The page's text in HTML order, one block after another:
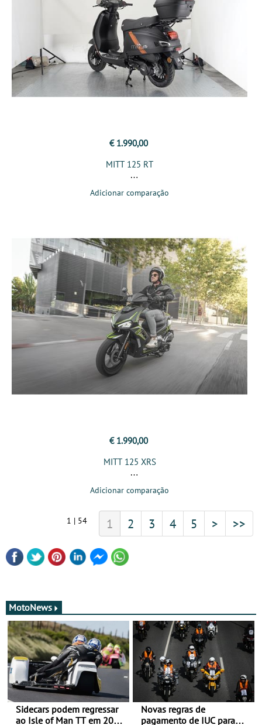
€ 1.990,00
MITT 125 RT
Adicionar comparação
€ 1.990,00
MITT 125 XRS
Adicionar comparação
1 | 54 1 2 3 4 5 > >>
MotoNews
Sidecars podem regressar
ao Isle of Man TT em 2027
Novas regras de
pagamento de IUC para